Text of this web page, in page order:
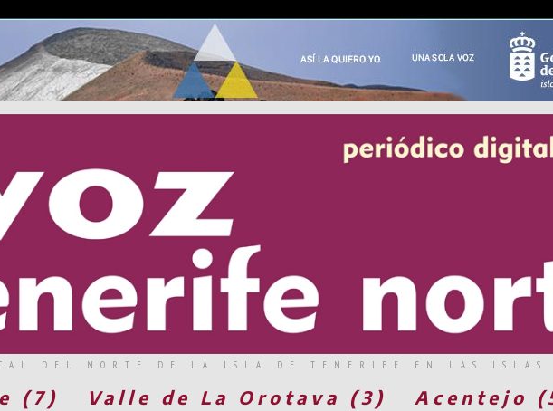
DEL NORTE DE LA ISLA DE TENERIFE EN LAS ISLAS
(7) Valle de La Orotava (3)
Acentejo